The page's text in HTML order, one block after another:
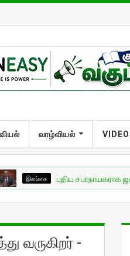
வாழ்வியல்
புதிய சபாநாயகராக ஜகத்
வருகிறர் -